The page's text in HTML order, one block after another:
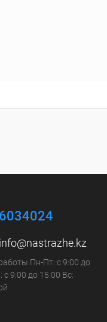
info@nastrazhe.kz
Пн-Пт: с 9:00 до
с 9:00 до 15:00 Вс: